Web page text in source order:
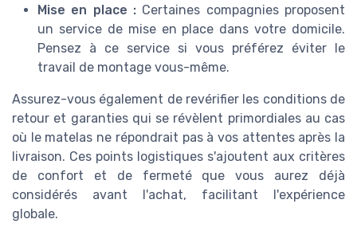
Mise en place : Certaines compagnies proposent
un service de mise en place dans votre domicile.
Pensez à ce service si vous préférez éviter le
travail de montage vous-même.
Assurez-vous également de revérifier les conditions de
retour et garanties qui se révèlent primordiales au cas
où le matelas ne répondrait pas à vos attentes après la
livraison. Ces points logistiques s'ajoutent aux critères
de confort et de fermeté que vous aurez déjà
considérés avant l'achat, facilitant l'expérience
globale.